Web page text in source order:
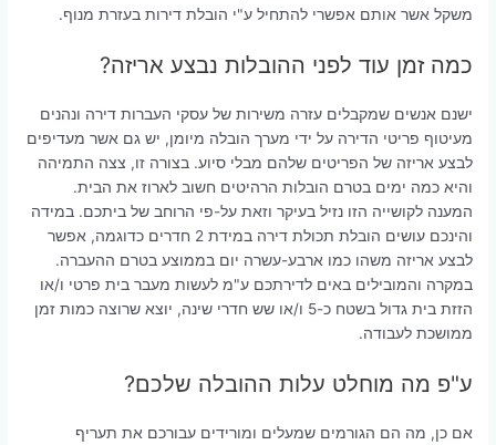
משקל אשר אותם אפשרי להתחיל ע"י הובלת דירות בעזרת מנוף.
כמה זמן עוד לפני ההובלות נבצע אריזה?
ישנם אנשים שמקבלים עזרה משירות של עסקי העברות דירה ונהנים
מעיטוף פריטי הדירה על ידי מערך הובלה מיומן, יש גם אשר מעדיפים
לבצע אריזה של הפריטים שלהם מבלי סיוע. בצורה זו, צצה התמיהה
והיא כמה ימים בטרם הובלות הרהיטים חשוב לארוז את הבית.
המענה לקושייה הזו נזיל בעיקר וזאת על-פי הרוחב של ביתכם. במידה
והינכם עושים הובלת תכולת דירה במידת 2 חדרים כדוגמה, אפשר
לבצע אריזה משהו כמו ארבע-עשרה יום בממוצע בטרם ההעברה.
במקרה והמובילים באים לדירתכם ע"מ לעשות מעבר בית פרטי ו/או
הזזת בית גדול בשטח כ-5 ו/או שש חדרי שינה, יוצא שרוצה כמות זמן
ממושכת לעבודה.
ע"פ מה מוחלט עלות ההובלה שלכם?
אם כן, מה הם הגורמים שמעלים ומורידים עבורכם את תעריף